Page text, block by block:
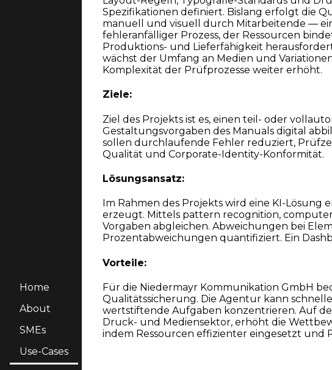
Home
About
SMEs
Use-Cases
Spezifikationen definiert. Bislang erfolgt die
manuell und visuell durch Mitarbeitende —
fehleranfälliger Prozess, der Ressourcen
Produktions- und Lieferfähigkeit
wächst der Umfang an Medien und
Komplexität der Prüfprozesse weiter erhöht.
Ziele:
Ziel des Projekts ist es, einen teil- oder
Gestaltungsvorgaben des Manuals digital
sollen durchlaufende Fehler reduziert,
Qualität und Corporate-Identity-Konformität.
Lösungsansatz:
Im Rahmen des Projekts wird eine KI-
erzeugt. Mittels pattern recognition,
Vorgaben abgleichen. Abweichungen bei
Prozentabweichungen quantifiziert. Ein
Vorteile:
Für die Niedermayr Kommunikation GmbH
Qualitätssicherung. Die Agentur kann
wertstiftende Aufgaben konzentrieren. Auf
Druck- und Mediensektor, erhöht die
indem Ressourcen effizienter eingesetzt